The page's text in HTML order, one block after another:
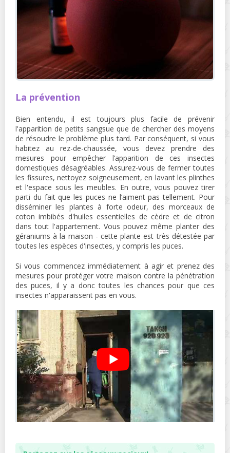
La prévention
Bien entendu, il est toujours plus facile de prévenir
l'apparition de petits sangsue que de chercher des moyens
de résoudre le problème plus tard. Par conséquent, si vous
habitez au rez-de-chaussée, vous devez prendre des
mesures pour empêcher l’apparition de ces insectes
domestiques désagréables. Assurez-vous de fermer toutes
les fissures, nettoyez soigneusement, en lavant les plinthes
et l'espace sous les meubles. En outre, vous pouvez tirer
parti du fait que les puces ne l’aiment pas tellement. Pour
disséminer les plantes à forte odeur, des morceaux de
coton imbibés d'huiles essentielles de cèdre et de citron
dans tout l'appartement. Vous pouvez même planter des
géraniums à la maison - cette plante est très détestée par
toutes les espèces d'insectes, y compris les puces.
Si vous commencez immédiatement à agir et prenez des
mesures pour protéger votre maison contre la pénétration
des puces, il y a donc toutes les chances pour que ces
insectes n'apparaissent pas en vous.